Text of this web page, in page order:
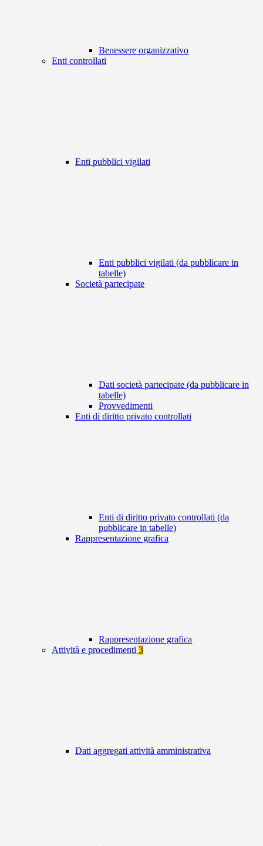
Benessere organizzativo
Enti controllati
Enti pubblici vigilati
Enti pubblici vigilati (da pubblicare in
tabelle)
Società partecipate
Dati società partecipate (da pubblicare in
tabelle)
Provvedimenti
Enti di diritto privato controllati
Enti di diritto privato controllati (da
pubblicare in tabelle)
Rappresentazione grafica
Rappresentazione grafica
Attività e procedimenti 3
Dati aggregati attività amministrativa